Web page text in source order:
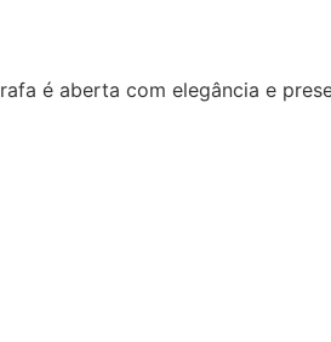
é aberta com elegância e